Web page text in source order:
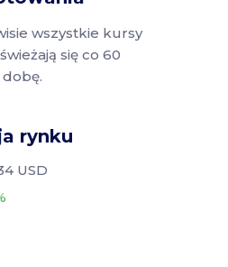
wszystkie kursy
się co 60
rynku
USD